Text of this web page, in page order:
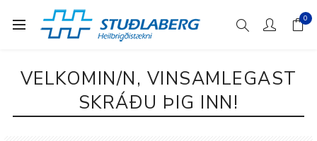
0
VELKOMIN/N, VINSAMLEGAST
SKRÁÐU ÞIG INN!